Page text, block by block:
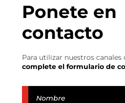
Ponete en
contacto
Para utilizar nuestros canales
complete el formulario de